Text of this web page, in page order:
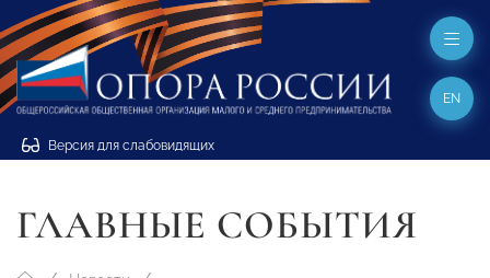
Версия для слабовидящих
EN
ГЛАВНЫЕ СОБЫТИЯ